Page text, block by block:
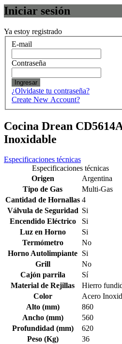
Iniciar sesión
Ya estoy registrado
E-mail
Contraseña
Ingresar
¿Olvidaste tu contraseña?
Create New Account?
Cocina Drean
Inoxidable
Especificaciones técnicas
Especificaciones técnicas
Origen
Argentina
Tipo de Gas
Multi-Gas
Cantidad de Hornallas 4
Válvula de Seguridad Si
Encendido Eléctrico
Si
Luz en Horno
Si
Termómetro
No
Horno Autolimpiante Si
Grill
No
Cajón parrila
Sí
Material de Rejillas
Hierro
Color
Acero
Alto (mm)
860
Ancho (mm)
560
Profundidad (mm)
620
Peso (Kg)
36